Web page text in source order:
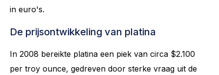
in euro's.
De prijsontwikkeling van platina
In 2008 bereikte platina een piek van circa $2.100
per troy ounce, gedreven door sterke vraag uit de